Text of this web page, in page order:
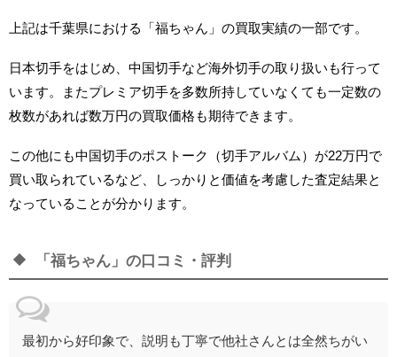
上記は千葉県における「福ちゃん」の買取実績の一部です。
日本切手をはじめ、中国切手など海外切手の取り扱いも行って
います。またプレミア切手を多数所持していなくても一定数の
枚数があれば数万円の買取価格も期待できます。
この他にも中国切手のポストーク（切手アルバム）が22万円で
買い取られているなど、しっかりと価値を考慮した査定結果と
なっていることが分かります。
「福ちゃん」の口コミ・評判
最初から好印象で、説明も丁寧で他社さんとは全然ちがい